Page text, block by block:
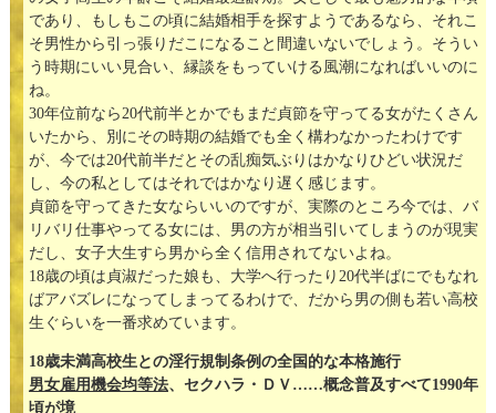
であり、もしもこの頃に結婚相手を探すようであるなら、それこ
そ男性から引っ張りだこになること間違いないでしょう。そうい
う時期にいい見合い、縁談をもっていける風潮になればいいのに
ね。
30年位前なら20代前半とかでもまだ貞節を守ってる女がたくさん
いたから、別にその時期の結婚でも全く構わなかったわけです
が、今では20代前半だとその乱痴気ぶりはかなりひどい状況だ
し、今の私としてはそれではかなり遅く感じます。
貞節を守ってきた女ならいいのですが、実際のところ今では、バ
リバリ仕事やってる女には、男の方が相当引いてしまうのが現実
だし、女子大生すら男から全く信用されてないよね。
18歳の頃は貞淑だった娘も、大学へ行ったり20代半ばにでもなれ
ばアバズレになってしまってるわけで、だから男の側も若い高校
生ぐらいを一番求めています。
18歳未満高校生との淫行規制条例の全国的な本格施行
男女雇用機会均等法、セクハラ・ＤＶ……概念普及すべて1990年
頃が境